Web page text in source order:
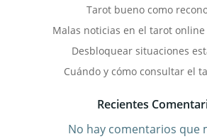
Tarot bueno como
Malas noticias en el tarot online
Desbloquear situaciones
Cuándo y cómo consultar el
Recientes
No hay comentarios que